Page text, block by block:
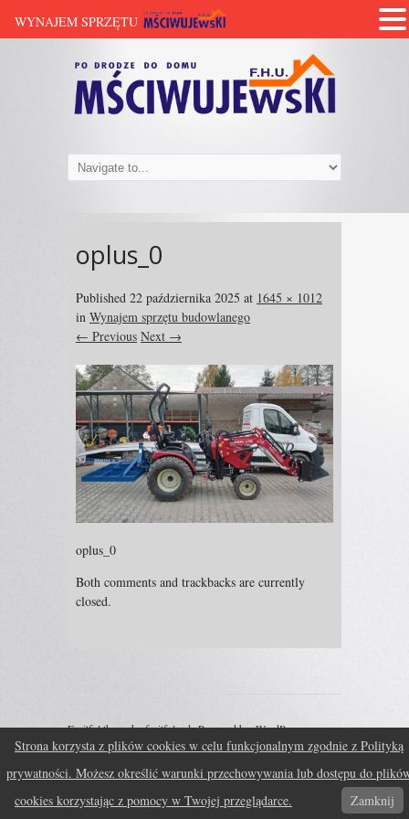
oplus_0
Published 22 października 2025 at 1645 × 1012
in Wynajem sprzętu budowlanego
← Previous Next →
oplus_0
Both comments and trackbacks are currently
closed.
Fruitful theme byfruitfulcodePowered by:WordPress ↑
Strona korzysta z plików cookies w celu funkcjonalnym zgodnie z Polityką
prywatności. Możesz określić warunki przechowywania lub dostępu do
cookies korzystając z pomocy w Twojej przeglądarce.
Zamknij
WYNAJEM SPRZĘTU